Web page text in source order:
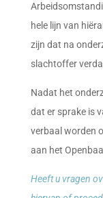
hele lijn van
zijn dat na
slachtoffer
Nadat het
dat er sprake is
verbaal worden
aan het
Heeft u vragen